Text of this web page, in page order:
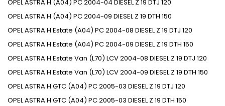
OPEL ASTRA H (A04) PC 2004-04 DIESEL Z 19 DTJ 120
OPEL ASTRA H (A04) PC 2004-09 DIESEL Z 19 DTH 150
OPEL ASTRA H Estate (A04) PC 2004-08 DIESEL Z 19 DTJ 120
OPEL ASTRA H Estate (A04) PC 2004-09 DIESEL Z 19 DTH 150
OPEL ASTRA H Estate Van (L70) LCV 2004-08 DIESEL Z 19 DTJ 120
OPEL ASTRA H Estate Van (L70) LCV 2004-09 DIESEL Z 19 DTH 150
OPEL ASTRA H GTC (A04) PC 2005-03 DIESEL Z 19 DTJ 120
OPEL ASTRA H GTC (A04) PC 2005-03 DIESEL Z 19 DTH 150